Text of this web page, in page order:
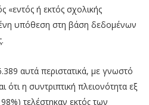
«εντός ή εκτός σχολικής
υπόθεση στη βάση δεδομένων
αυτά περιστατικά, με γνωστό
ότι η συντριπτική πλειονότητα εξ
τελέστηκαν εκτός των